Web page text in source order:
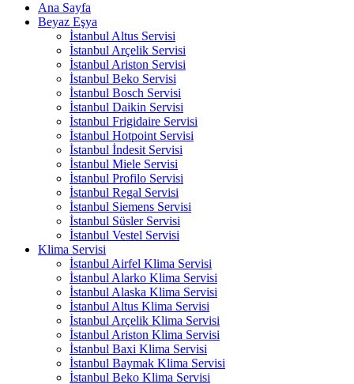
Ana Sayfa
Beyaz Eşya
İstanbul Altus Servisi
İstanbul Arçelik Servisi
İstanbul Ariston Servisi
İstanbul Beko Servisi
İstanbul Bosch Servisi
İstanbul Daikin Servisi
İstanbul Frigidaire Servisi
İstanbul Hotpoint Servisi
İstanbul İndesit Servisi
İstanbul Miele Servisi
İstanbul Profilo Servisi
İstanbul Regal Servisi
İstanbul Siemens Servisi
İstanbul Süsler Servisi
İstanbul Vestel Servisi
Klima Servisi
İstanbul Airfel Klima Servisi
İstanbul Alarko Klima Servisi
İstanbul Alaska Klima Servisi
İstanbul Altus Klima Servisi
İstanbul Arçelik Klima Servisi
İstanbul Ariston Klima Servisi
İstanbul Baxi Klima Servisi
İstanbul Baymak Klima Servisi
İstanbul Beko Klima Servisi